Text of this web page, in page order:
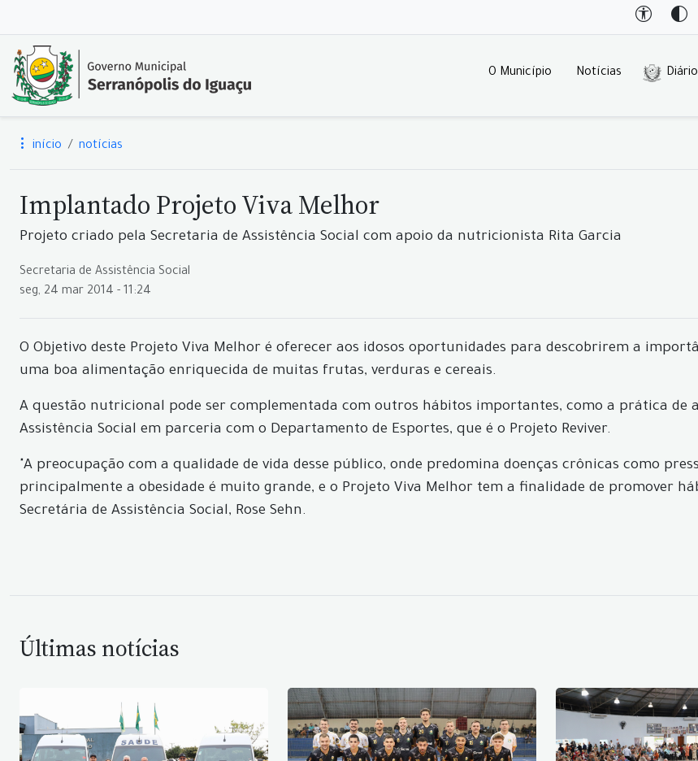
O Município Notícias
início notícias
Implantado Projeto Viva Melhor
Projeto criado pela Secretaria de Assistência Social com apoio da nutricionista Rita Garcia
Secretaria de Assistência Social
seg, 24 mar 2014 - 11:24
O Objetivo deste Projeto Viva Melhor é oferecer aos idosos oportunidades para descobrirem a
uma boa alimentação enriquecida de muitas frutas, verduras e cereais.
A questão nutricional pode ser complementada com outros hábitos importantes, como a prática
Assistência Social em parceria com o Departamento de Esportes, que é o Projeto Reviver.
"A preocupação com a qualidade de vida desse público, onde predomina doenças crônicas como
principalmente a obesidade é muito grande, e o Projeto Viva Melhor tem a finalidade de promover
Secretária de Assistência Social, Rose Sehn.
Últimas notícias